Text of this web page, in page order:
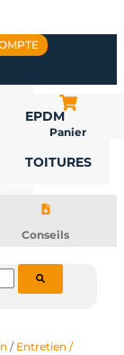
EPDM
TOITURES
Panier
Conseils
/ Entretien /